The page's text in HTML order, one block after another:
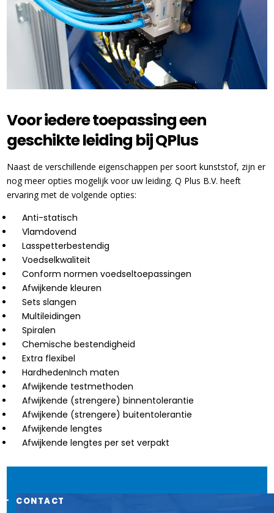
Voor iedere toepassing een
geschikte leiding bij QPlus
Naast de verschillende eigenschappen per soort kunststof, zijn er
nog meer opties mogelijk voor uw leiding. Q Plus B.V. heeft
ervaring met de volgende opties:
Anti-statisch
Vlamdovend
Lasspetterbestendig
Voedselkwaliteit
Conform normen voedseltoepassingen
Afwijkende kleuren
Sets slangen
Multileidingen
Spiralen
Chemische bestendigheid
Extra flexibel
HardhedenInch maten
Afwijkende testmethoden
Afwijkende (strengere) binnentolerantie
Afwijkende (strengere) buitentolerantie
Afwijkende lengtes
Afwijkende lengtes per set verpakt
CONTACT